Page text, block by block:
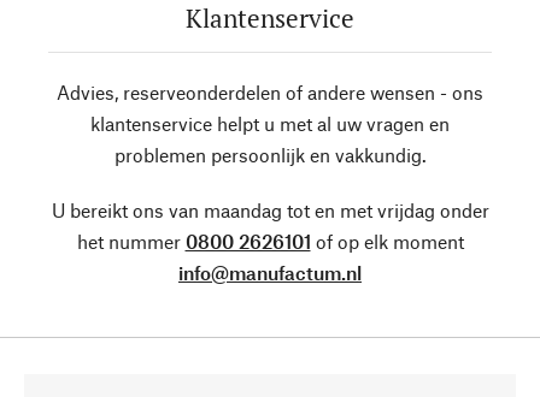
Klantenservice
Advies, reserveonderdelen of andere wensen - ons
klantenservice helpt u met al uw vragen en
problemen persoonlijk en vakkundig.
U bereikt ons van maandag tot en met vrijdag onder
het nummer 0800 2626101 of op elk moment
info@manufactum.nl